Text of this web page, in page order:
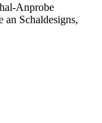
Anprobe
an Schaldesigns,